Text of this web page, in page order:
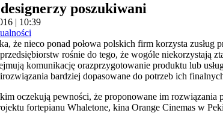
poszukiwani
| 10:39
że nieco ponad połowa polskich firm korzysta
rośnie do tego, że wogóle niekorzystają
komunikację orazprzygotowanie produktu lub
bardziej dopasowane do potrzeb ich
oczekują pewności, że proponowane im rozwiązania
fortepianu Whaletone, kina Orange Cinemas w